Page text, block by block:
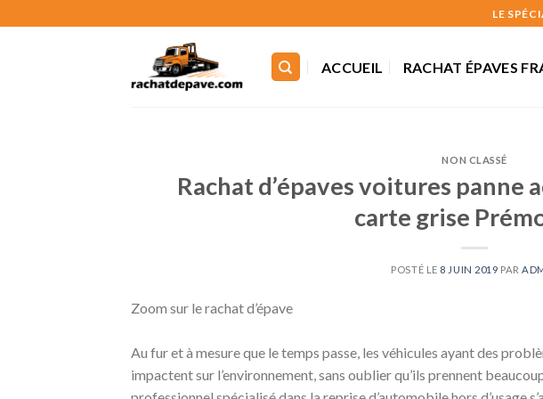
to
LE
ACCUEIL RACHAT ÉPAVES
NON CLASSÉ
Rachat d’épaves voitures panne
carte grise
POSTÉ LE 8 JUIN 2019 PAR
Zoom sur le rachat d’épave
Au fur et à mesure que le temps passe, les véhicules ayant des
impactent sur l’environnement, sans oublier qu’ils prennent